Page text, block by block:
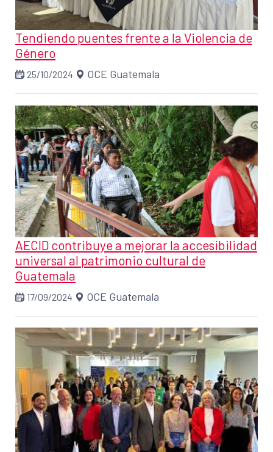
Tendiendo puentes frente a la Violencia de
Género
25/10/2024 OCE Guatemala
AECID contribuye a mejorar la accesibilidad
universal al patrimonio cultural de
Guatemala
17/09/2024 OCE Guatemala